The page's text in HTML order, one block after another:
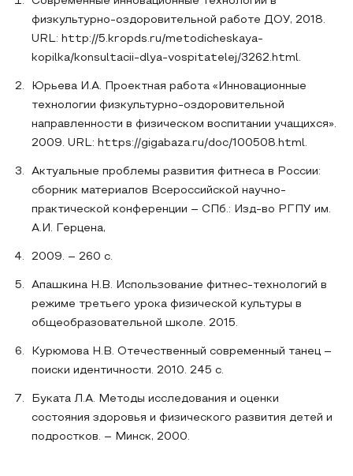
физкультурно-оздоровительной работе ДОУ, 2018.
URL: http://5.kropds.ru/metodicheskaya-
kopilka/konsultacii-dlya-vospitatelej/3262.html.
Юрьева И.А. Проектная работа «Инновационные
технологии физкультурно-оздоровительной
направленности в физическом воспитании учащихся».
2009. URL: https://gigabaza.ru/doc/100508.html.
Актуальные проблемы развития фитнеса в России:
сборник материалов Всероссийской научно-
практической конференции – СПб.: Изд-во РГПУ им.
А.И. Герцена,
2009. – 260 с.
Апашкина Н.В. Использование фитнес-технологий в
режиме третьего урока физической культуры в
общеобразовательной школе. 2015.
Курюмова Н.В. Отечественный современный танец –
поиски идентичности. 2010. 245 с.
Буката Л.А. Методы исследования и оценки
состояния здоровья и физического развития детей и
подростков. – Минск, 2000.